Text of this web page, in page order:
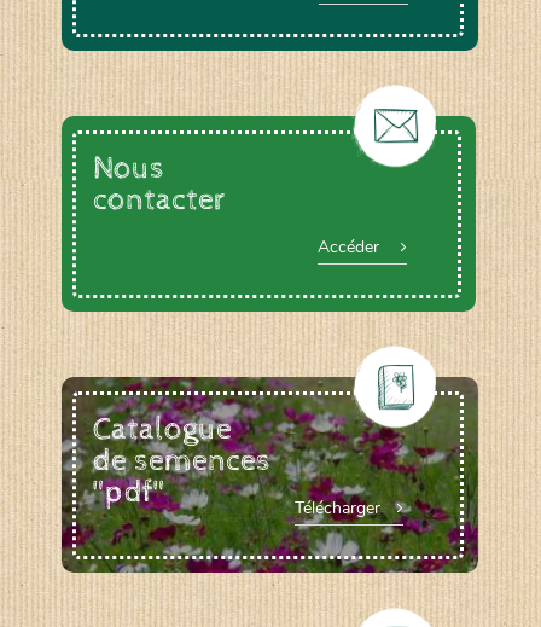
Nous
contacter
Accéder
Catalogue
de semences
"pdf"
Télécharger